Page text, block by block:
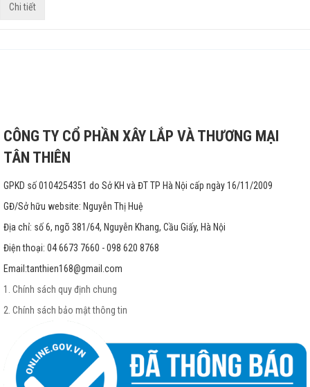
Chi tiết
CÔNG TY CỔ PHẦN XÂY LẮP VÀ THƯƠNG MẠI
TÂN THIÊN
GPKD số 0104254351 do Sở KH và ĐT TP Hà Nội cấp ngày 16/11/2009
GĐ/Sở hữu website: Nguyễn Thị Huệ
Địa chỉ: số 6, ngõ 381/64, Nguyễn Khang, Cầu Giấy, Hà Nội
Điện thoại: 04 6673 7660 - 098 620 8768
Email:tanthien168@gmail.com
1. Chính sách quy định chung
2. Chính sách bảo mật thông tin